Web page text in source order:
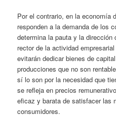
Por el contrario, en la economía
responden a la demanda de los
determina la pauta y la
rector de la actividad
evitarán dedicar bienes de
producciones que no son
sí lo son por la necesidad que
se refleja en precios
eficaz y barata de satisfacer las
consumidores.